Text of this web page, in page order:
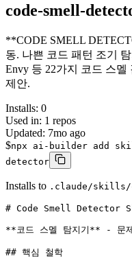
code-smell-
**CODE SMELL
동. 나쁜 코드 패턴 조기 탐
Envy 등 22가지 코드 스
제안.
Installs: 0
Used in: 1 repos
Updated: 7mo ago
$npx ai-builder add
detector
Installs to .claude/skills/
# Code Smell Detector
**코드 스멜 탐지기** - 문
## 핵심 철학